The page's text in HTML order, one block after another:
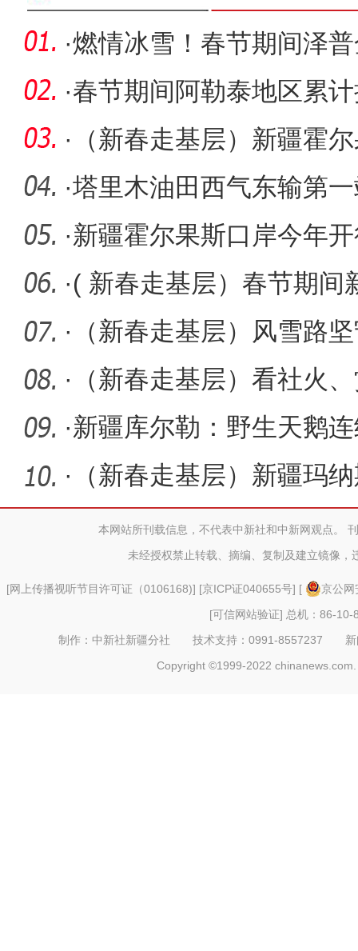
·燃情冰雪！春节期间泽
人气旺
·春节期间阿勒泰地区累
实现旅游
·
（新春走基层）新疆霍
新局
·塔里木油田西气东输第
岗 守护下
·新疆霍尔果斯口岸今年
·( 新春走基层）春节期间
蔬出口
·
（新春走基层）风雪路
人
·
（新春走基层）看社火
味浓
·新疆库尔勒：野生天鹅
雀河
·
（新春走基层）新疆玛
福年本网站所刊载信息，不代表中新社和中新网观点。
未经授权禁止转载、摘编、复制及建立镜像，
[网上传播视听节目许可证（0106168)] [京ICP证040655号] [
京公
[可信网站验证] 总机：86-10-
制作：中新社新疆分社 技术支持：0991-8557237
Copyright ©1999-2022